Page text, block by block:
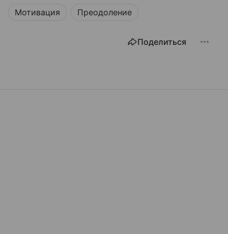
Мотивация Преодоление
Поделиться